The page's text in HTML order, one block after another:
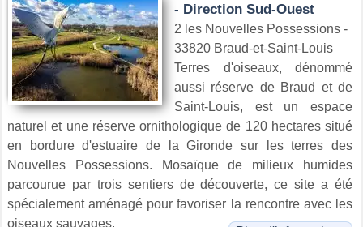
- Direction Sud-Ouest
2 les Nouvelles Possessions -
33820 Braud-et-Saint-Louis
Terres d'oiseaux, dénommé
aussi réserve de Braud et de
Saint-Louis, est un espace
naturel et une réserve ornithologique de 120 hectares situé
en bordure d'estuaire de la Gironde sur les terres des
Nouvelles Possessions. Mosaïque de milieux humides
parcourue par trois sentiers de découverte, ce site a été
spécialement aménagé pour favoriser la rencontre avec les
oiseaux sauvages.